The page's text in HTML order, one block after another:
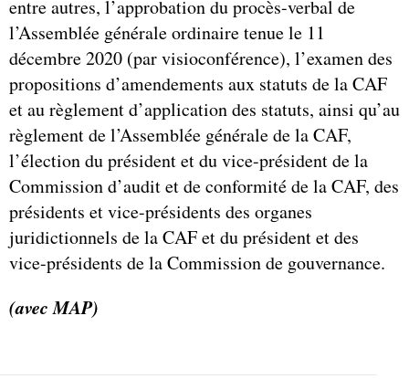
entre autres, l’approbation du procès-verbal de
l’Assemblée générale ordinaire tenue le 11
décembre 2020 (par visioconférence), l’examen des
propositions d’amendements aux statuts de la CAF
et au règlement d’application des statuts, ainsi qu’au
règlement de l’Assemblée générale de la CAF,
l’élection du président et du vice-président de la
Commission d’audit et de conformité de la CAF, des
présidents et vice-présidents des organes
juridictionnels de la CAF et du président et des
vice-présidents de la Commission de gouvernance.
(avec MAP)